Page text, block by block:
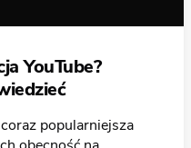
YouTube?
popularniejsza